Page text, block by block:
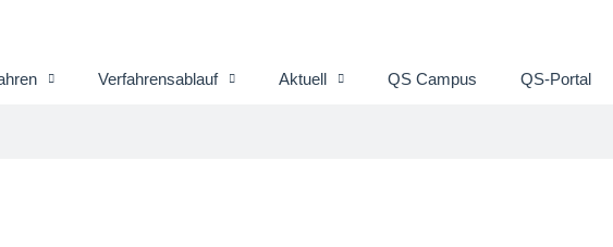
Verfahrensablauf Aktuell QS Campus QS-Portal